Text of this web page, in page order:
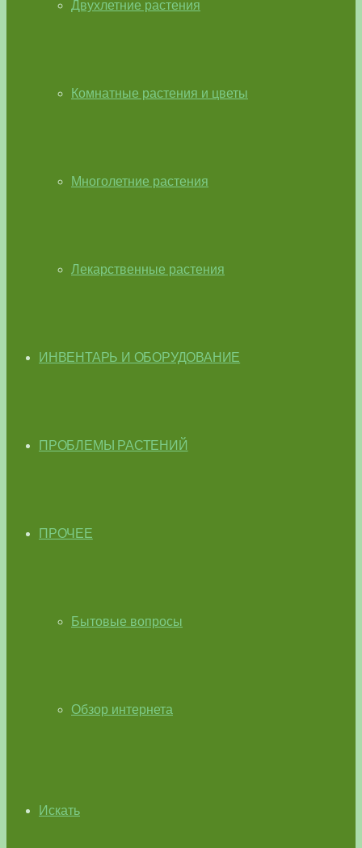
Двухлетние растения
Комнатные растения и цветы
Многолетние растения
Лекарственные растения
ИНВЕНТАРЬ И ОБОРУДОВАНИЕ
ПРОБЛЕМЫ РАСТЕНИЙ
ПРОЧЕЕ
Бытовые вопросы
Обзор интернета
Искать